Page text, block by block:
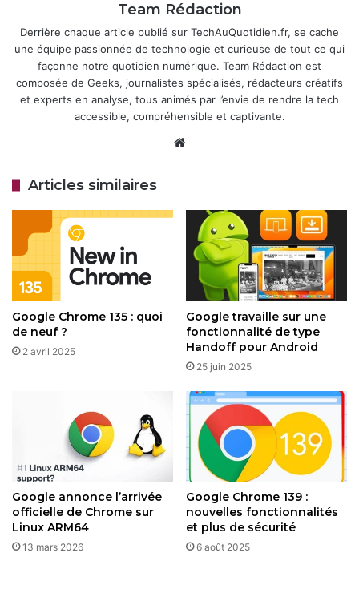
fonctionnalités les plus avancées, comme la génération de
vidéos avecVeo 3, restent réservées aux abonnements
Google AI Pro/Ultra ou aux plans Workspace supérieurs.
Articles similaires
Android va enfin permettre une
Google Maps améliore la navigation
des voitures électriques avec des
prévisions de batterie précises
31 mars 2026
Pour la majorité des utilisateurs, ces outils apparaissent
automatiquement dans l’interface d’enregistrement et
d’édition de Google Vids (disponible sur desktop via
bienvenue qui abaisse nettement le seuil d’entrée pour
créer du contenu vidéo de qualité, sans nécessiter de
compétences techniques pointues ni de budget important.
Une belle avancée dans un marché où l’IA rend la vidéo de
plus en plus accessible à tous.
Restez connecté via Google News
Team Rédaction
Derrière chaque article publié sur TechAuQuotidien.fr, se cache
une équipe passionnée de technologie et curieuse de tout ce qui
façonne notre quotidien numérique. Team Rédaction est
composée de Geeks, journalistes spécialisés, rédacteurs créatifs
et experts en analyse, tous animés par l’envie de rendre la tech
accessible, compréhensible et captivante.
Articles similaires
Google Chrome 135 : quoi
de neuf ?
2 avril 2025
Google travaille sur une
fonctionnalité de type
Handoff pour Android
25 juin 2025
Google annonce l’arrivée
officielle de Chrome sur
Linux ARM64
13 mars 2026
Google Chrome 139 :
nouvelles fonctionnalités
et plus de sécurité
6 août 2025